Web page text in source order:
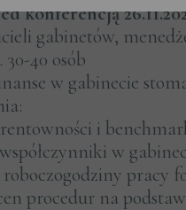
konferencją
gabinetów,
40 osób
w gabinecie
i
w
pracy
procedur na